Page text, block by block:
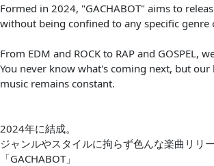
Formed in 2024, "GACHABOT" aims to
without being confined to any specific genre
From EDM and ROCK to RAP and GOSPEL,
You never know what's coming next, but
music remains constant.
2024年に結成。
ジャンルやスタイルに拘らず色んな楽曲リリ
「GACHABOT」